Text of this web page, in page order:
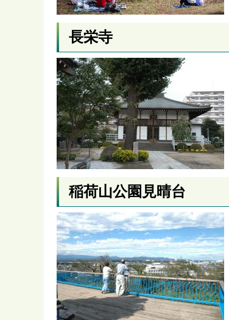
長栄寺
稲荷山公園見晴台